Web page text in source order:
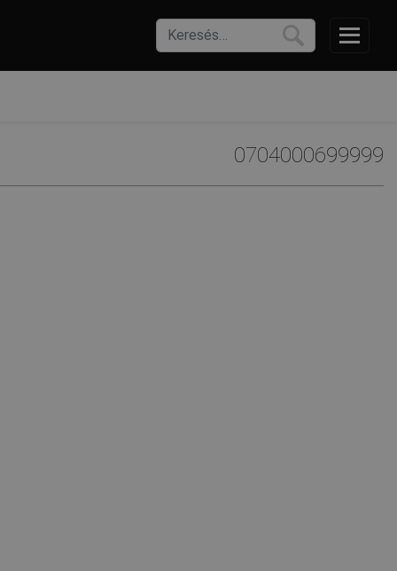
0704000699999